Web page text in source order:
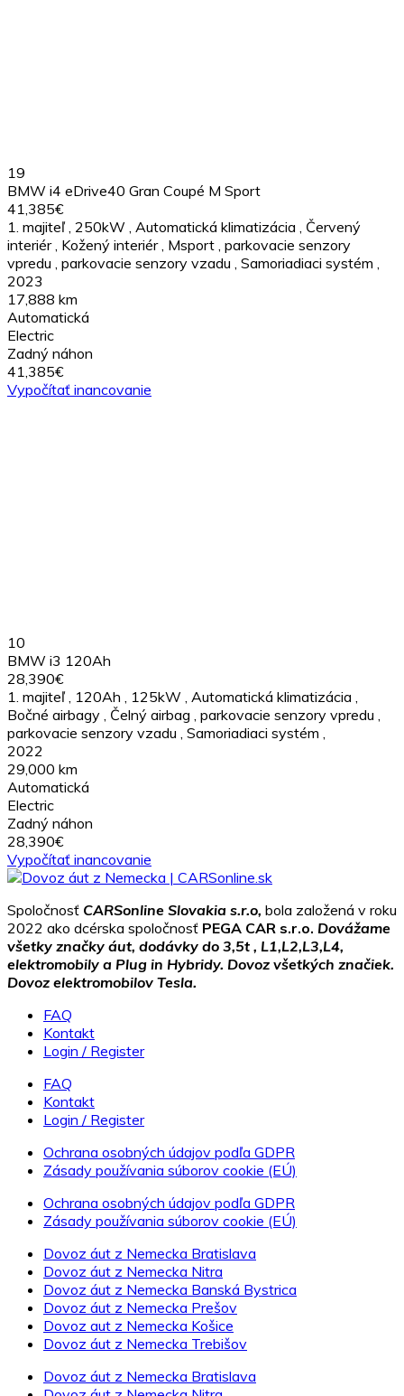
19
BMW i4 eDrive40 Gran Coupé M Sport
41,385€
1. majiteľ , 250kW , Automatická klimatizácia , Červený
interiér , Kožený interiér , Msport , parkovacie senzory
vpredu , parkovacie senzory vzadu , Samoriadiaci systém ,
2023
17,888 km
Automatická
Electric
Zadný náhon
41,385€
Vypočítať inancovanie
10
BMW i3 120Ah
28,390€
1. majiteľ , 120Ah , 125kW , Automatická klimatizácia ,
Bočné airbagy , Čelný airbag , parkovacie senzory vpredu ,
parkovacie senzory vzadu , Samoriadiaci systém ,
2022
29,000 km
Automatická
Electric
Zadný náhon
28,390€
Vypočítať inancovanie
Spoločnosť CARSonline Slovakia s.r.o, bola založená v roku
2022 ako dcérska spoločnosť PEGA CAR s.r.o. Dovážame
všetky značky áut, dodávky do 3,5t , L1,L2,L3,L4,
elektromobily a Plug in Hybridy. Dovoz všetkých značiek.
Dovoz elektromobilov Tesla.
FAQ
Kontakt
Login / Register
FAQ
Kontakt
Login / Register
Ochrana osobných údajov podľa GDPR
Zásady používania súborov cookie (EÚ)
Ochrana osobných údajov podľa GDPR
Zásady používania súborov cookie (EÚ)
Dovoz áut z Nemecka Bratislava
Dovoz áut z Nemecka Nitra
Dovoz áut z Nemecka Banská Bystrica
Dovoz áut z Nemecka Prešov
Dovoz aut z Nemecka Košice
Dovoz áut z Nemecka Trebišov
Dovoz áut z Nemecka Bratislava